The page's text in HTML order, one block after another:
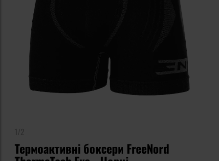
Термоактивні боксери FreeNord